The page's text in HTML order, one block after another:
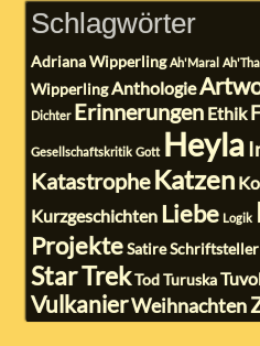
Schlagwörter
Adriana Wipperling Ah'Maral Ah'Tha
WipperlingAnthologie
Dichter Erinnerungen Ethik
Gesellschaftskritik Gott Heyla
Katastrophe Katzen
Kurzgeschichten Liebe Logik
Projekte SatireSchriftsteller
Star TrekTod Turuska
VulkanierWeihnachten